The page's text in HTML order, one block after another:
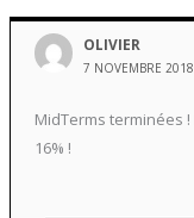
OLIVIER
7 NOVEMBRE
MidTerms terminées
16% !